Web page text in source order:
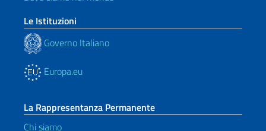
Le Istituzioni
Governo Italiano
Europa.eu
La Rappresentanza Permanente
Chi siamo